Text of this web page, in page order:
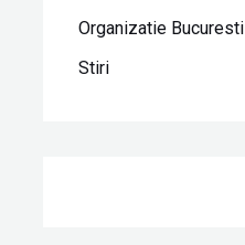
Organizatie Bucuresti
Stiri